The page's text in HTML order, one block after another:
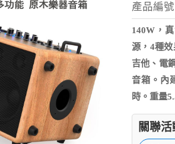
產品編
140W，
源，4種
吉他、電
音箱。內
時。重量
關聯